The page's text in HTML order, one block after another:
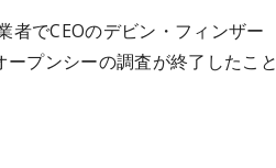
者でCEOのデビン・フィンザー
ープンシーの調査が終了したこと